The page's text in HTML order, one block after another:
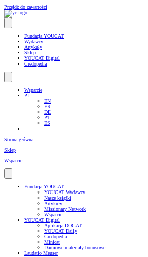
Przejdź do zawartości
Fundacja YOUCAT
Wydawcy
Artykuły
Sklep
YOUCAT Digital
Credopedia
Wsparcie
PL
EN
FR
DE
PT
ES
Strona główna
Sklep
Wsparcie
Fundacja YOUCAT
YOUCAT Wydawcy
Nasze książki
Artykuły
Missionary Network
Wsparcie
YOUCAT Digital
Aplikacja DOCAT
YOUCAT Daily
Credopedia
Minicat
Darmowe materiały bonusowe
Laudatio Meuser